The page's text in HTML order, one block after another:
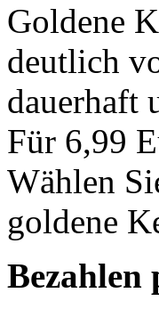
Goldene
deutlich
dauerhaft
Für 6,99
Wählen
goldene
Bezahlen